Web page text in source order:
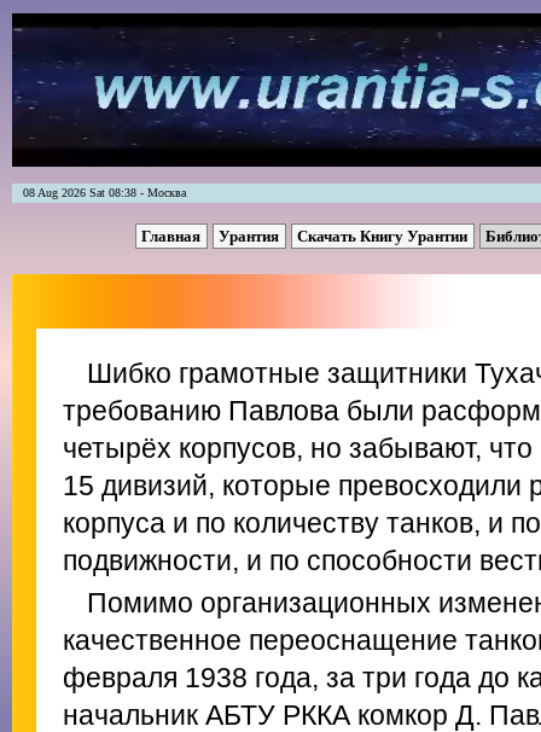
08 Aug 2026 Sat 08:38 - Москва
Главная Урантия Скачать Книгу Урантии
Шибко грамотные защитники
требованию Павлова были
четырёх корпусов, но забывают,
15 дивизий, которые
корпуса и по количеству танков, и
подвижности, и по способности
Помимо организационных
качественное переоснащение
февраля 1938 года, за три года до
начальник АБТУ РККА комкор Д.